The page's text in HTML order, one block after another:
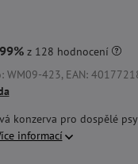
99%z 128 hodnocení
WM09-423, EAN:
konzerva pro dospělé
informací